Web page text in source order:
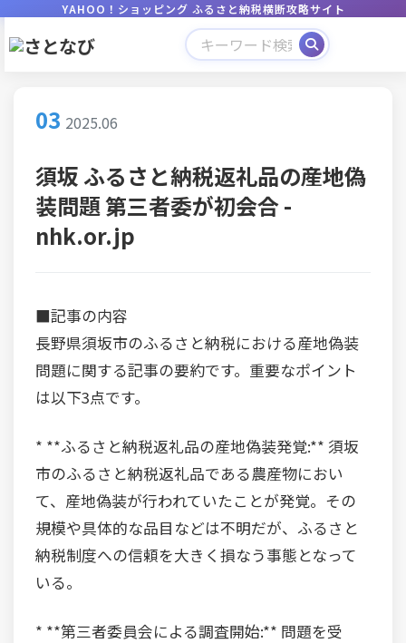
YAHOO！ショッピング ふるさと納税横断攻略サイト
03 2025.06
須坂 ふるさと納税返礼品の産地偽
装問題 第三者委が初会合 -
nhk.or.jp
■記事の内容
長野県須坂市のふるさと納税における産地偽装
問題に関する記事の要約です。重要なポイント
は以下3点です。
* **ふるさと納税返礼品の産地偽装発覚:** 須坂
市のふるさと納税返礼品である農産物におい
て、産地偽装が行われていたことが発覚。その
規模や具体的な品目などは不明だが、ふるさと
納税制度への信頼を大きく損なう事態となって
いる。
* **第三者委員会による調査開始:** 問題を受